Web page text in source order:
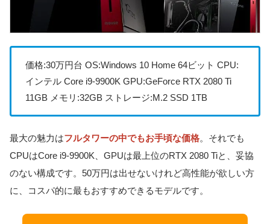
価格:30万円台 OS:Windows 10 Home 64ビット CPU:
インテル Core i9-9900K GPU:GeForce RTX 2080 Ti
11GB メモリ:32GB ストレージ:M.2 SSD 1TB
最大の魅力はフルタワーの中でもお手頃な価格。それでも
CPUはCore i9-9900K、GPUは最上位のRTX 2080 Tiと、妥協
のない構成です。50万円は出せないけれど高性能が欲しい方
に、コスパ的に最もおすすめできるモデルです。